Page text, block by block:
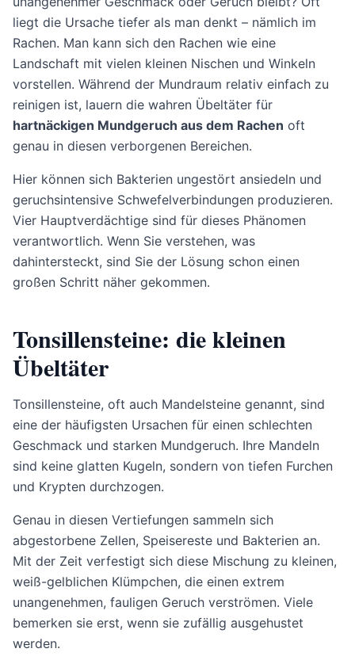
liegt die Ursache tiefer als man denkt – nämlich im
Rachen. Man kann sich den Rachen wie eine
Landschaft mit vielen kleinen Nischen und Winkeln
vorstellen. Während der Mundraum relativ einfach zu
reinigen ist, lauern die wahren Übeltäter für
hartnäckigen Mundgeruch aus dem Rachen oft
genau in diesen verborgenen Bereichen.
Hier können sich Bakterien ungestört ansiedeln und
geruchsintensive Schwefelverbindungen produzieren.
Vier Hauptverdächtige sind für dieses Phänomen
verantwortlich. Wenn Sie verstehen, was
dahintersteckt, sind Sie der Lösung schon einen
großen Schritt näher gekommen.
Tonsillensteine: die kleinen
Übeltäter
Tonsillensteine, oft auch Mandelsteine genannt, sind
eine der häufigsten Ursachen für einen schlechten
Geschmack und starken Mundgeruch. Ihre Mandeln
sind keine glatten Kugeln, sondern von tiefen Furchen
und Krypten durchzogen.
Genau in diesen Vertiefungen sammeln sich
abgestorbene Zellen, Speisereste und Bakterien an.
Mit der Zeit verfestigt sich diese Mischung zu kleinen,
weiß-gelblichen Klümpchen, die einen extrem
unangenehmen, fauligen Geruch verströmen. Viele
bemerken sie erst, wenn sie zufällig ausgehustet
werden.